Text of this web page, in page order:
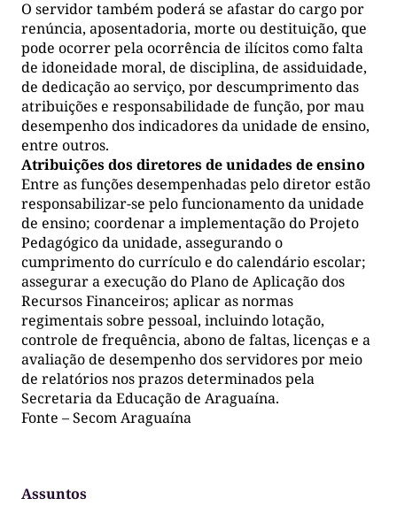
O servidor também poderá se afastar do cargo por
renúncia, aposentadoria, morte ou destituição, que
pode ocorrer pela ocorrência de ilícitos como falta
de idoneidade moral, de disciplina, de assiduidade,
de dedicação ao serviço, por descumprimento das
atribuições e responsabilidade de função, por mau
desempenho dos indicadores da unidade de ensino,
entre outros.
Atribuições dos diretores de unidades de ensino
Entre as funções desempenhadas pelo diretor estão
responsabilizar-se pelo funcionamento da unidade
de ensino; coordenar a implementação do Projeto
Pedagógico da unidade, assegurando o
cumprimento do currículo e do calendário escolar;
assegurar a execução do Plano de Aplicação dos
Recursos Financeiros; aplicar as normas
regimentais sobre pessoal, incluindo lotação,
controle de frequência, abono de faltas, licenças e a
avaliação de desempenho dos servidores por meio
de relatórios nos prazos determinados pela
Secretaria da Educação de Araguaína.
Fonte – Secom Araguaína
Assuntos